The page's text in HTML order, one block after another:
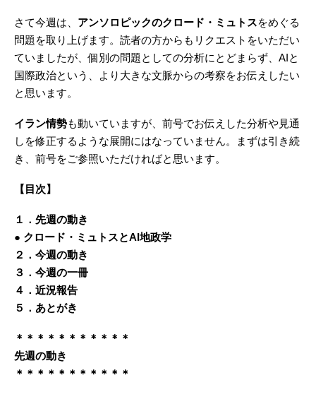
さて今週は、 アンソロピックのクロード・ミュトスをめぐる
問題を取り上げます。読者の方からもリクエストをいただい
ていましたが、個別の問題としての分析にとどまらず、AIと
国際政治という、より大きな文脈からの考察をお伝えしたい
と思います。
イラン情勢も動いていますが、前号でお伝えした分析や見通
しを修正するような展開にはなっていません。まずは引き続
き、前号をご参照いただければと思います。
【目次】
１．先週の動き
● クロード・ミュトスとAI地政学
２．今週の動き
３．今週の一冊
４．近況報告
５．あとがき
＊＊＊＊＊＊＊＊＊＊＊
先週の動き
＊＊＊＊＊＊＊＊＊＊＊